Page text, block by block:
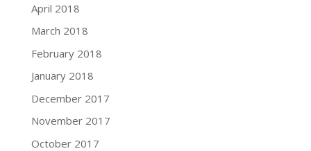
April 2018
March 2018
February 2018
January 2018
December 2017
November 2017
October 2017